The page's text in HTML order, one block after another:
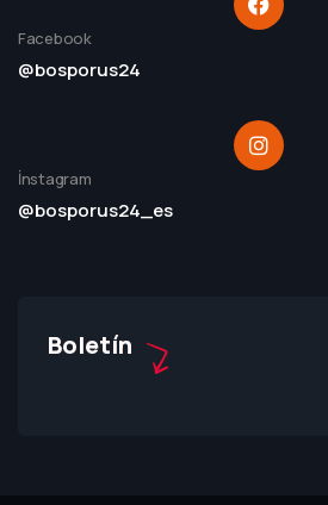
Facebook
@bosporus24
İnstagram
@bosporus24_es
Boletín